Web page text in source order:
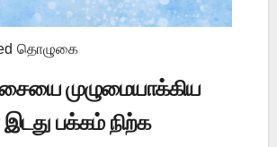
தொழுகை
முழுமையாக்கிய
பக்கம் நிற்க